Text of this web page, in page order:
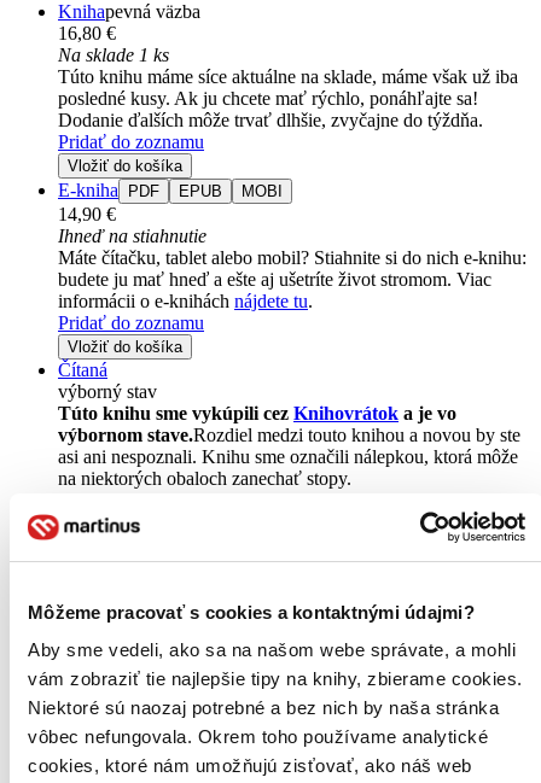
Môžeme pracovať s cookies a kontaktnými údajmi?
Aby sme vedeli, ako sa na našom webe správate, a mohli
vám zobraziť tie najlepšie tipy na knihy, zbierame cookies.
Niektoré sú naozaj potrebné a bez nich by naša stránka
vôbec nefungovala. Okrem toho používame analytické
cookies, ktoré nám umožňujú zisťovať, ako náš web
Knihapevná väzba
16,80 €
Na sklade 1 ks
Túto knihu máme síce aktuálne na sklade, máme však už iba
posledné kusy. Ak ju chcete mať rýchlo, ponáhľajte sa!
Dodanie ďalších môže trvať dlhšie, zvyčajne do týždňa.
Pridať do zoznamu
Vložiť do košíka
E-kniha PDF EPUB MOBI
14,90 €
Ihneď na stiahnutie
Máte čítačku, tablet alebo mobil? Stiahnite si do nich e-knihu:
budete ju mať hneď a ešte aj ušetríte život stromom. Viac
informácii o e-knihách nájdete tu.
Pridať do zoznamu
Vložiť do košíka
Čítaná
výborný stav
Túto knihu sme vykúpili cez Knihovrátok a je vo
výbornom stave.Rozdiel medzi touto knihou a novou by ste
asi ani nespoznali. Knihu sme označili nálepkou, ktorá môže
na niektorých obaloch zanechať stopy.
Na sklade
Tento produkt síce máme aktuálne na sklade, máme však už
iba posledné kusy a ďalšie už nemá ani distribútor, preto je
ponáhľajte sa!
Ďalšie formáty